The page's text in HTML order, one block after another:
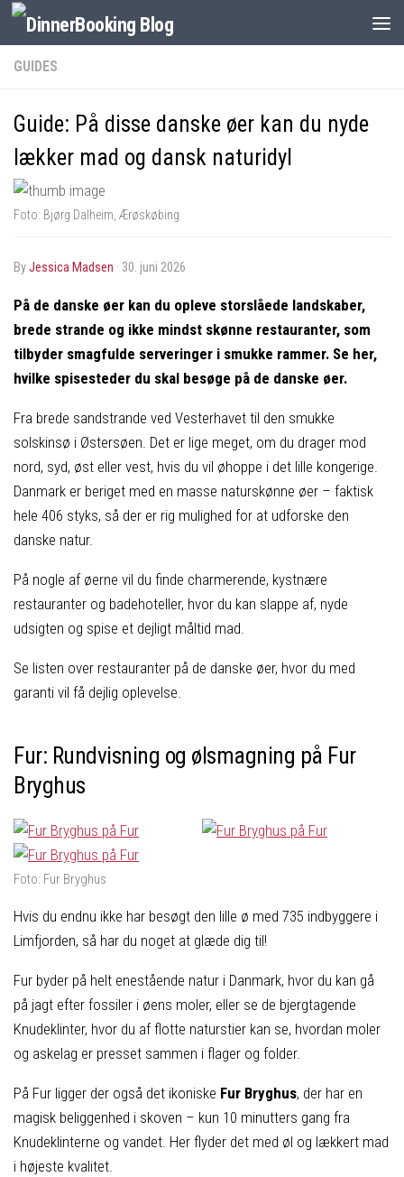
GUIDES
Guide: På disse danske øer kan du nyde
lækker mad og dansk naturidyl
Foto: Bjørg Dalheim, Ærøskøbing
byJessica Madsen · 30. juni 2026
På de danske øer kan du opleve storslåede landskaber,
brede strande og ikke mindst skønne restauranter, som
tilbyder smagfulde serveringer i smukke rammer. Se her,
hvilke spisesteder du skal besøge på de danske øer.
Fra brede sandstrande ved Vesterhavet til den smukke
solskinsø i Østersøen. Det er lige meget, om du drager mod
nord, syd, øst eller vest, hvis du vil øhoppe i det lille kongerige.
Danmark er beriget med en masse naturskønne øer – faktisk
hele 406 styks, så der er rig mulighed for at udforske den
danske natur.
På nogle af øerne vil du finde charmerende, kystnære
restauranter og badehoteller, hvor du kan slappe af, nyde
udsigten og spise et dejligt måltid mad.
Se listen over restauranter på de danske øer, hvor du med
garanti vil få dejlig oplevelse.
Fur: Rundvisning og ølsmagning på Fur
Bryghus
Foto: Fur Bryghus
Hvis du endnu ikke har besøgt den lille ø med 735 indbyggere i
Limfjorden, så har du noget at glæde dig til!
Fur byder på helt enestående natur i Danmark, hvor du kan gå
på jagt efter fossiler i øens moler, eller se de bjergtagende
Knudeklinter, hvor du af flotte naturstier kan se, hvordan moler
og askelag er presset sammen i flager og folder.
På Fur ligger der også det ikoniske Fur Bryghus, der har en
magisk beliggenhed i skoven – kun 10 minutters gang fra
Knudeklinterne og vandet. Her flyder det med øl og lækkert mad
i højeste kvalitet.